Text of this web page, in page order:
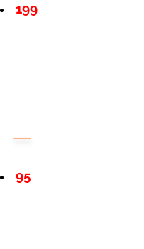
199
95